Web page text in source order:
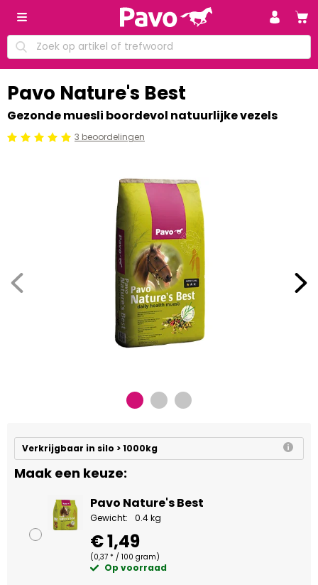
Pavo Nature's Best
Gezonde muesli boordevol natuurlijke vezels
Beoordeling: 5/5 3 beoordelingen
Maak een keuze:
Verkrijgbaar in silo > 1000kg
Pavo Nature's Best
Gewicht: 0.4 kg
€ 1,49
(0,37 * / 100 gram)
Op voorraad